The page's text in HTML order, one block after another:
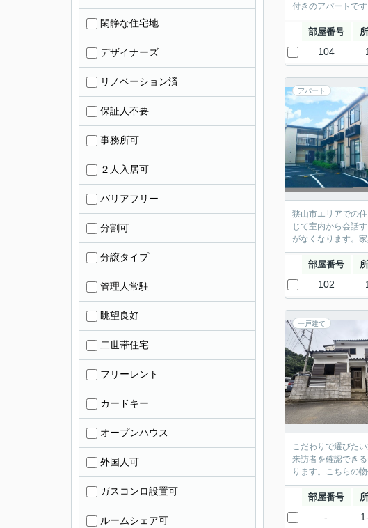
付きのアパートで
部屋番号
104
アパート
狭山市エリアでの
じて室内から会話
がなくなります。
部屋番号
102
一戸建て
こだわりで選びた
来訪者を確認でき
ります。こちらの
部屋番号
-
閑静な住宅地
デザイナーズ
リノベーション済
保証人不要
事務所可
２人入居可
バリアフリー
分割可
分譲タイプ
管理人常駐
眺望良好
二世帯住宅
フリーレント
カードキー
オープンハウス
外国人可
ガスコンロ設置可
ルームシェア可